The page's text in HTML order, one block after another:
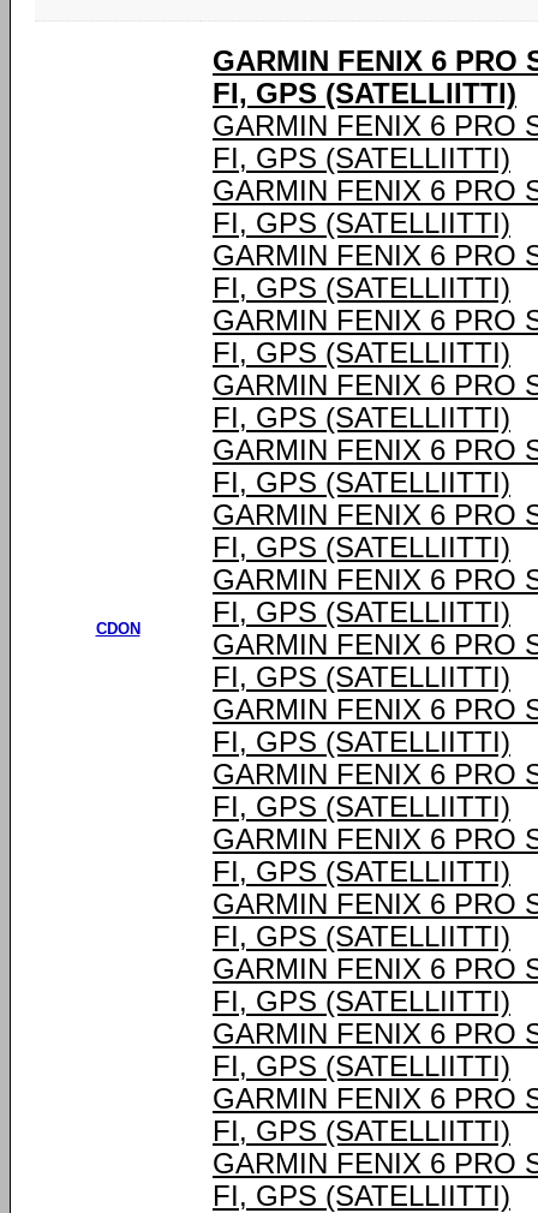
CDON
GARMIN FENIX 6 PRO
FI, GPS (SATELLIITTI)
GARMIN FENIX 6 PRO
FI, GPS (SATELLIITTI)
GARMIN FENIX 6 PRO
FI, GPS (SATELLIITTI)
GARMIN FENIX 6 PRO
FI, GPS (SATELLIITTI)
GARMIN FENIX 6 PRO
FI, GPS (SATELLIITTI)
GARMIN FENIX 6 PRO
FI, GPS (SATELLIITTI)
GARMIN FENIX 6 PRO
FI, GPS (SATELLIITTI)
GARMIN FENIX 6 PRO
FI, GPS (SATELLIITTI)
GARMIN FENIX 6 PRO
FI, GPS (SATELLIITTI)
GARMIN FENIX 6 PRO
FI, GPS (SATELLIITTI)
GARMIN FENIX 6 PRO
FI, GPS (SATELLIITTI)
GARMIN FENIX 6 PRO
FI, GPS (SATELLIITTI)
GARMIN FENIX 6 PRO
FI, GPS (SATELLIITTI)
GARMIN FENIX 6 PRO
FI, GPS (SATELLIITTI)
GARMIN FENIX 6 PRO
FI, GPS (SATELLIITTI)
GARMIN FENIX 6 PRO
FI, GPS (SATELLIITTI)
GARMIN FENIX 6 PRO
FI, GPS (SATELLIITTI)
GARMIN FENIX 6 PRO
FI, GPS (SATELLIITTI)